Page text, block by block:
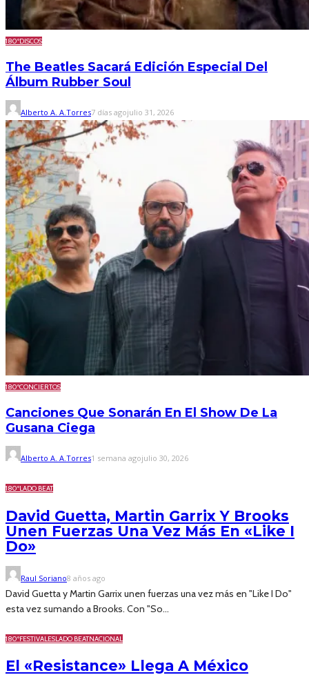
180ºDISCOS
The Beatles Sacará Edición Especial Del
Álbum Rubber Soul
Alberto A. A.Torres7 días agojulio 31, 2026
180ºCONCIERTOS
Canciones Que Sonarán En El Show De La
Gusana Ciega
Alberto A. A.Torres1 semana agojulio 30, 2026
180ºLADO BEAT
David Guetta, Martin Garrix Y Brooks
Unen Fuerzas Una Vez Más En «Like I
Do»
Raul Soriano8 años ago
David Guetta y Martin Garrix unen fuerzas una vez más en "Like I Do"
esta vez sumando a Brooks. Con "So...
180ºFESTIVALESLADO BEATNACIONAL
El «Resistance» Llega A México